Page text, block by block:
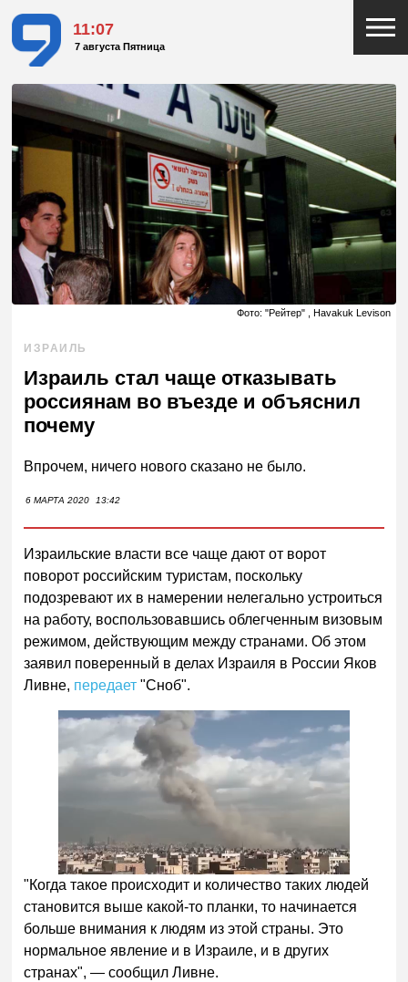
11:07
7 августа Пятница
Фото: "Рейтер" , Havakuk Levison
ИЗРАИЛЬ
Израиль стал чаще отказывать
россиянам во въезде и объяснил
почему
Впрочем, ничего нового сказано не было.
6 МАРТА 2020 13:42
Израильские власти все чаще дают от ворот
поворот российским туристам, поскольку
подозревают их в намерении нелегально устроиться
на работу, воспользовавшись облегченным визовым
режимом, действующим между странами. Об этом
заявил поверенный в делах Израиля в России Яков
Ливне, передает "Сноб".
"Когда такое происходит и количество таких людей
становится выше какой-то планки, то начинается
больше внимания к людям из этой страны. Это
нормальное явление и в Израиле, и в других
странах", — сообщил Ливне.